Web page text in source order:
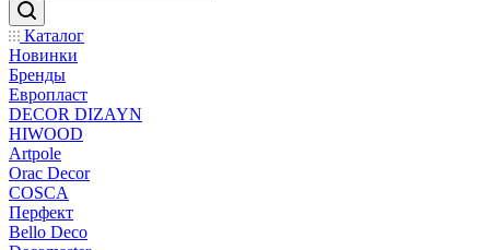
Каталог
Новинки
Бренды
Европласт
DECOR DIZAYN
HIWOOD
Artpole
Orac Decor
COSCA
Перфект
Bello Deco